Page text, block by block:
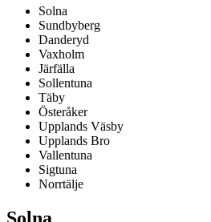
Solna
Sundbyberg
Danderyd
Vaxholm
Järfälla
Sollentuna
Täby
Österåker
Upplands Väsby
Upplands Bro
Vallentuna
Sigtuna
Norrtälje
Solna